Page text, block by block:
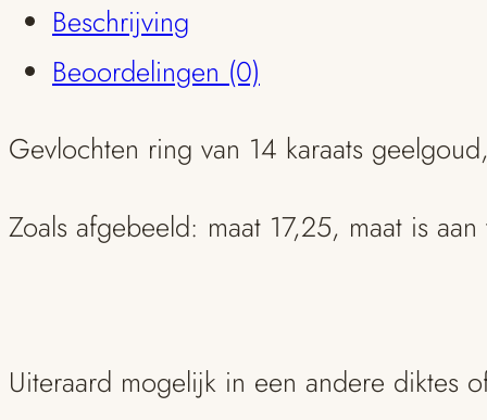
Beschrijving
Beoordelingen (0)
Gevlochten ring van 14 karaats
Zoals afgebeeld: maat 17,25, maat is aan
Uiteraard mogelijk in een andere diktes